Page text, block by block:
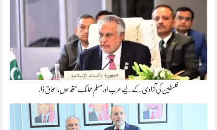
فلسطین کی آزادی کے لیے عرب اور مسلم ممالک متحد ہوں،اسحاق ڈار